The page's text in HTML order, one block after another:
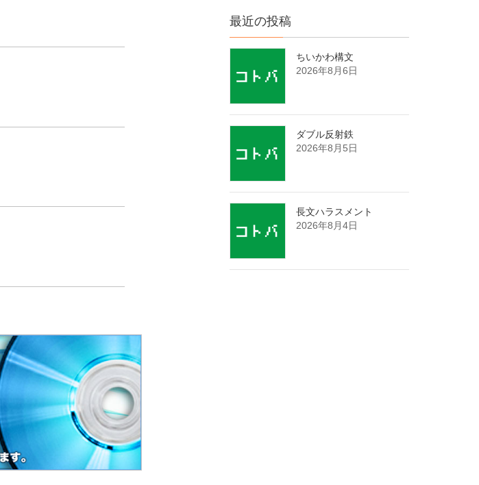
最近の投稿
ちいかわ構文
2026年8月6日
ダブル反射鉄
2026年8月5日
長文ハラスメント
2026年8月4日